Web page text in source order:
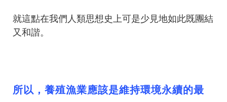
就這點在我們人類思想史上可是少見地如此既團結
又和諧。
所以，養殖漁業應該是維持環境永續的最